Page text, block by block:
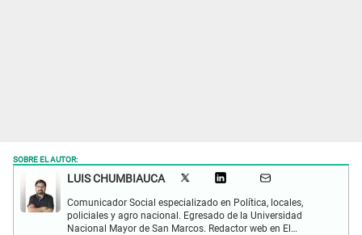
SOBRE EL AUTOR:
LUIS CHUMBIAUCA
Comunicador Social especializado en Política, locales,
policiales y agro nacional. Egresado de la Universidad
Nacional Mayor de San Marcos. Redactor web en El